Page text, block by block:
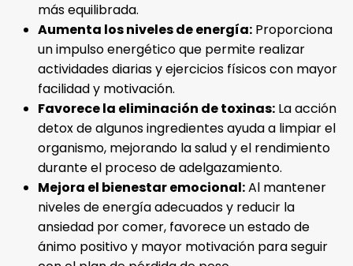
más equilibrada.
Aumenta los niveles de energía: Proporciona
un impulso energético que permite realizar
actividades diarias y ejercicios físicos con mayor
facilidad y motivación.
Favorece la eliminación de toxinas: La acción
detox de algunos ingredientes ayuda a limpiar el
organismo, mejorando la salud y el rendimiento
durante el proceso de adelgazamiento.
Mejora el bienestar emocional:Al mantener
niveles de energía adecuados y reducir la
ansiedad por comer, favorece un estado de
ánimo positivo y mayor motivación para seguir